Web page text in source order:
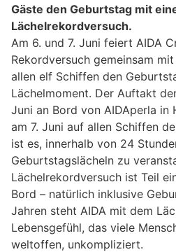
Gäste den Geburtstag mit
Lächelrekordversuch.
Am 6. und 7. Juni feiert AIDA
Rekordversuch gemeinsam
allen elf Schiffen den
Lächelmoment. Der Auftakt
Juni an Bord von AIDAperla
am 7. Juni auf allen Schiffen
ist es, innerhalb von 24
Geburtstagslächeln zu
Lächelrekordversuch ist Teil
Bord – natürlich inklusive
Jahren steht AIDA mit dem
Lebensgefühl, das viele
weltoffen, unkompliziert.